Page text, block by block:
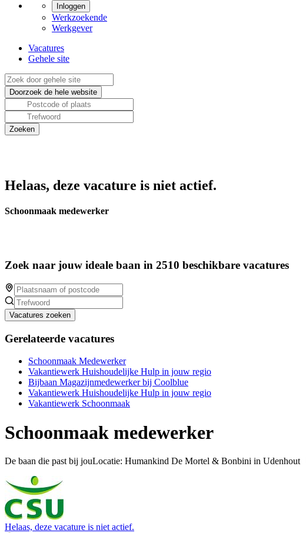
Inloggen
Werkzoekende
Werkgever
Vacatures
Gehele site
Helaas, deze vacature is niet actief.
Schoonmaak medewerker
Zoek naar jouw ideale baan in 2510 beschikbare vacatures
Vacatures zoeken
Gerelateerde vacatures
Schoonmaak Medewerker
Vakantiewerk Huishoudelijke Hulp in jouw regio
Bijbaan Magazijnmedewerker bij Coolblue
Vakantiewerk Huishoudelijke Hulp in jouw regio
Vakantiewerk Schoonmaak
Schoonmaak medewerker
De baan die past bij jouLocatie: Humankind De Mortel & Bonbini in
Helaas, deze vacature is niet actief.